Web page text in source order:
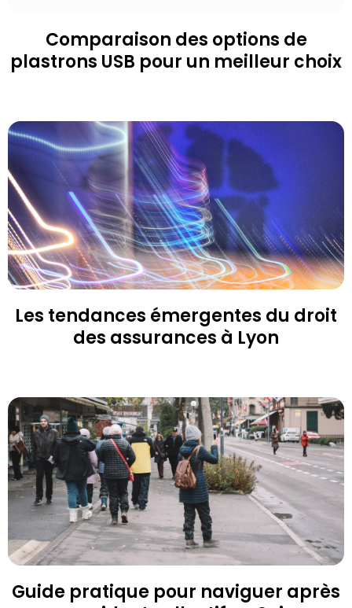
Comparaison des options de
plastrons USB pour un meilleur choix
Les tendances émergentes du droit
des assurances à Lyon
Guide pratique pour naviguer après